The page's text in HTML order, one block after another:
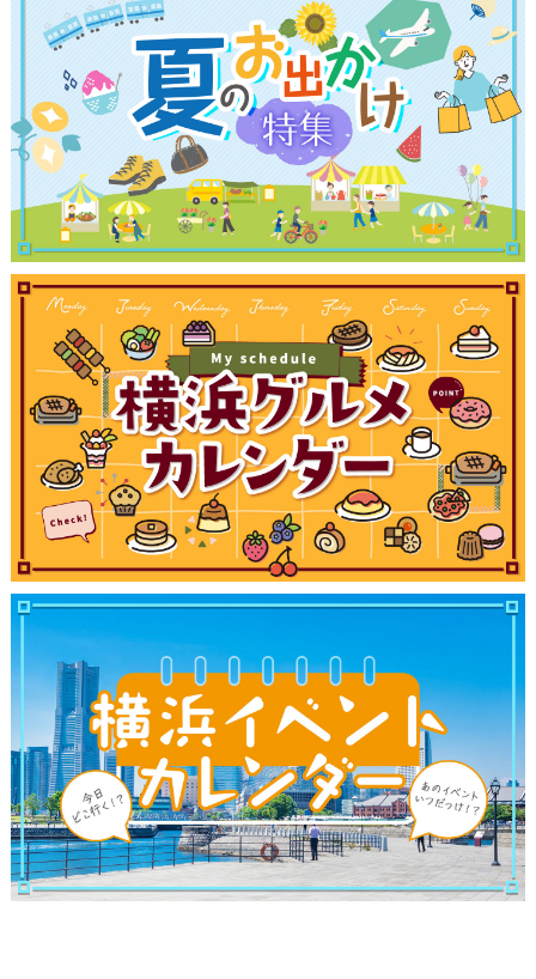
ブログ記事
サイトについて